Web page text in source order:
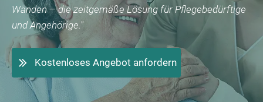
Wänden – die zeitgemäße Lösung für Pflegebedürftige
und Angehörige."
Kostenloses Angebot anfordern